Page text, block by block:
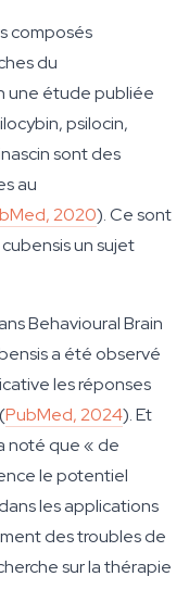
composés
du
une étude publiée
psilocin,
sont des
au
2020). Ce sont
un sujet
Behavioural Brain
a été observé
les réponses
PubMed, 2024). Et
noté que « de
le potentiel
les applications
des troubles de
sur la thérapie